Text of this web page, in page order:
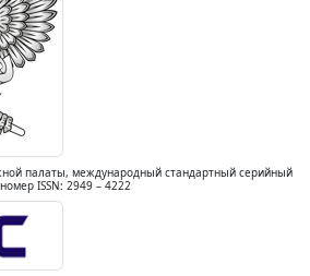
палаты, международный стандартный серийный
номер ISSN: 2949 – 4222